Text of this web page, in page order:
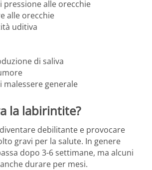
pressione alle orecchie
alle orecchie
uditiva
di saliva
malessere generale
la labirintite?
debilitante e provocare
gravi per la salute. In genere
dopo 3-6 settimane, ma alcuni
durare per mesi.